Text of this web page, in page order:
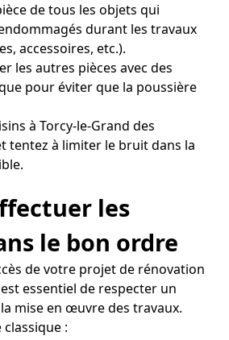
de tous les objets qui
durant les travaux
accessoires, etc.).
les autres pièces avec des
pour éviter que la poussière
à Torcy-le-Grand des
tentez à limiter le bruit dans la
les
le bon ordre
de votre projet de rénovation
essentiel de respecter un
mise en œuvre des travaux.
: